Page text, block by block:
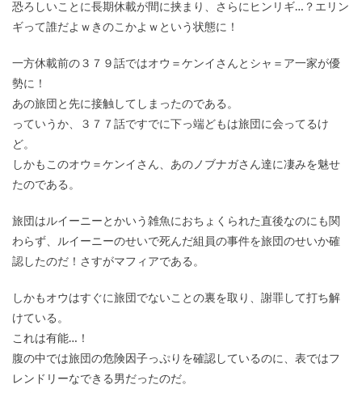
恐ろしいことに長期休載が間に挟まり、さらにヒンリギ…？エリン
ギって誰だよｗきのこかよｗという状態に！
一方休載前の３７９話ではオウ＝ケンイさんとシャ＝ア一家が優
勢に！
あの旅団と先に接触してしまったのである。
っていうか、３７７話ですでに下っ端どもは旅団に会ってるけ
ど。
しかもこのオウ＝ケンイさん、あのノブナガさん達に凄みを魅せ
たのである。
旅団はルイーニーとかいう雑魚におちょくられた直後なのにも関
わらず、ルイーニーのせいで死んだ組員の事件を旅団のせいか確
認したのだ！さすがマフィアである。
しかもオウはすぐに旅団でないことの裏を取り、謝罪して打ち解
けている。
これは有能…！
腹の中では旅団の危険因子っぷりを確認しているのに、表ではフ
レンドリーなできる男だったのだ。